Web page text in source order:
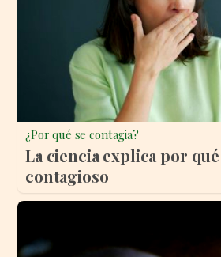
¿Por qué se contagia?
La ciencia explica por
contagioso